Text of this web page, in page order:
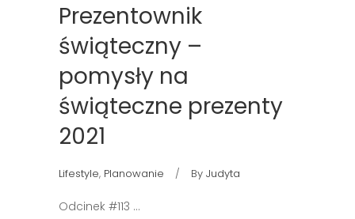
Prezentownik
świąteczny –
pomysły na
świąteczne prezenty
2021
Lifestyle, Planowanie By Judyta
Odcinek #113